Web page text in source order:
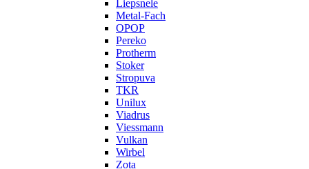
Liepsnele
Metal-Fach
OPOP
Pereko
Protherm
Stoker
Stropuva
TKR
Unilux
Viadrus
Viessmann
Vulkan
Wirbel
Zota